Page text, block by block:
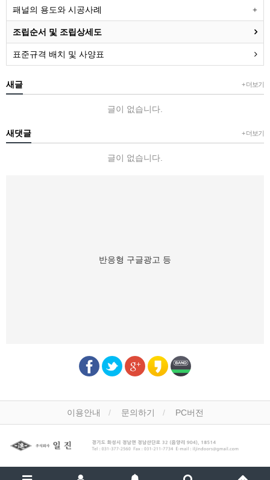
패널의 용도와 시공사례
조립순서 및 조립상세도
표준규격 배치 및 사양표
+ 더보기
새글
글이 없습니다.
+ 더보기
새댓글
글이 없습니다.
반응형 구글광고 등
이용안내 문의하기 PC버전